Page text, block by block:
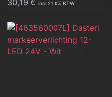
30,19 € incl.21.0% BTW